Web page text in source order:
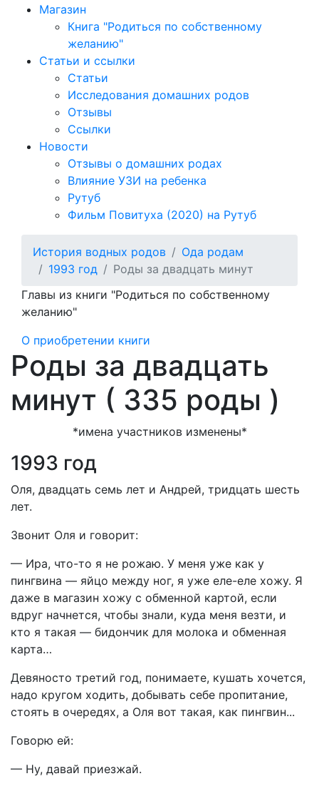
Магазин
Книга "Родиться по собственному
желанию"
Статьи и ссылки
Статьи
Исследования домашних родов
Отзывы
Ссылки
Новости
Отзывы о домашних родах
Влияние УЗИ на ребенка
Рутуб
Фильм Повитуха (2020) на Рутуб
История водных родов
Ода родам
1993 год
Роды за двадцать минут
Главы из книги "Родиться по собственному
желанию"
О приобретении книги
Роды за двадцать
минут ( 335 роды )
*имена участников изменены*
1993 год
Оля, двадцать семь лет и Андрей, тридцать шесть
лет.
Звонит Оля и говорит:
— Ира, что-то я не рожаю. У меня уже как у
пингвина — яйцо между ног, я уже еле-еле хожу. Я
даже в магазин хожу с обменной картой, если
вдруг начнется, чтобы знали, куда меня везти, и
кто я такая — бидончик для молока и обменная
карта…
Девяносто третий год, понимаете, кушать хочется,
надо кругом ходить, добывать себе пропитание,
стоять в очередях, а Оля вот такая, как пингвин...
Говорю ей:
— Ну, давай приезжай.